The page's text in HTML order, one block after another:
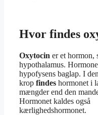
Hvor findes
Oxytocin er et hormon,
hypothalamus.
hypofysens baglap. I
krop findes hormonet i
mængder end den
Hormonet kaldes også
kærlighedshormonet.